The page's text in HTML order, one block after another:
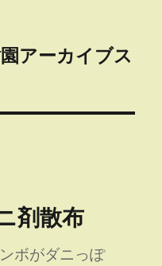
アーカイブス
剤散布
ボがダニっぽ